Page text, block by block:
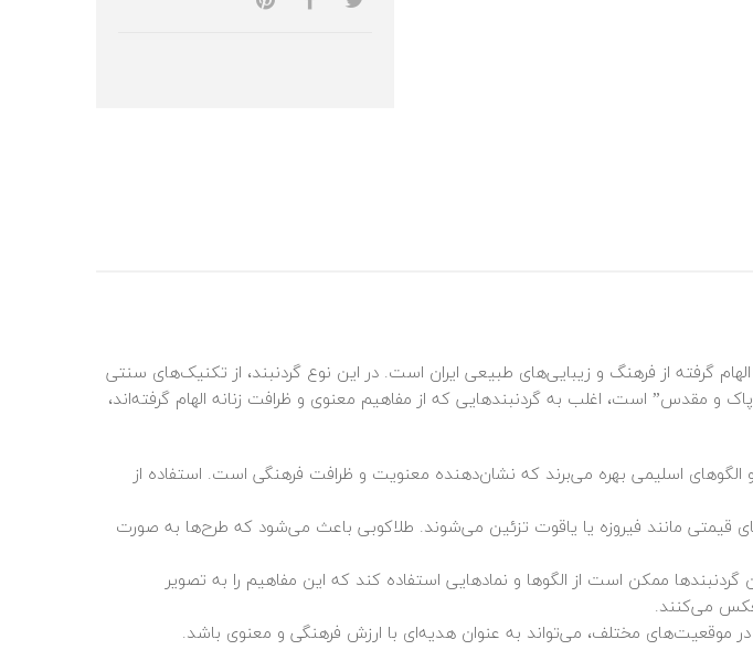
گرفته از فرهنگ و زیبایی‌های طبیعی ایران است. در این نوع گردنبند، از تکنیک‌های سنتی
و مقدس” است، اغلب به گردنبندهایی که از مفاهیم معنوی و ظرافت زنانه الهام گرفته‌اند،
الگوهای اسلیمی بهره می‌برند که نشان‌دهنده معنویت و ظرافت فرهنگی است. استفاده از
(24 یا 18 عیار) و گاهی با سنگ‌های قیمتی مانند فیروزه یا یاقوت تزئین می‌شوند. طلاکوبی باعث می‌شود که طرح‌ها به صورت
گردنبندها ممکن است از الگوها و نمادهایی استفاده کند که این مفاهیم را به تصویر
می‌کنند.
در موقعیت‌های مختلف، می‌تواند به عنوان هدیه‌ای با ارزش فرهنگی و معنوی باشد.